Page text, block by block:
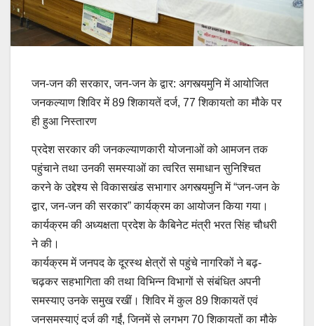
जन-जन की सरकार, जन-जन के द्वार: अगस्त्यमुनि में आयोजित
जनकल्याण शिविर में 89 शिकायतें दर्ज, 77 शिकायतो का मौके पर
ही हुआ निस्तारण
प्रदेश सरकार की जनकल्याणकारी योजनाओं को आमजन तक
पहुंचाने तथा उनकी समस्याओं का त्वरित समाधान सुनिश्चित
करने के उद्देश्य से विकासखंड सभागार अगस्त्यमुनि में “जन-जन के
द्वार, जन-जन की सरकार” कार्यक्रम का आयोजन किया गया।
कार्यक्रम की अध्यक्षता प्रदेश के कैबिनेट मंत्री भरत सिंह चौधरी
ने की।
कार्यक्रम में जनपद के दूरस्थ क्षेत्रों से पहुंचे नागरिकों ने बढ़-
चढ़कर सहभागिता की तथा विभिन्न विभागों से संबंधित अपनी
समस्याए उनके समुख रखीं। शिविर में कुल 89 शिकायतें एवं
जनसमस्याएं दर्ज की गईं, जिनमें से लगभग 70 शिकायतों का मौके